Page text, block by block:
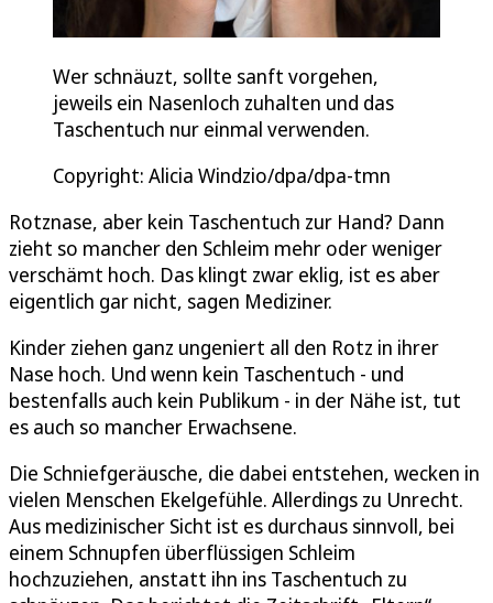
Wer schnäuzt, sollte sanft vorgehen,
jeweils ein Nasenloch zuhalten und das
Taschentuch nur einmal verwenden.
Copyright: Alicia Windzio/dpa/dpa-tmn
Rotznase, aber kein Taschentuch zur Hand? Dann
zieht so mancher den Schleim mehr oder weniger
verschämt hoch. Das klingt zwar eklig, ist es aber
eigentlich gar nicht, sagen Mediziner.
Kinder ziehen ganz ungeniert all den Rotz in ihrer
Nase hoch. Und wenn kein Taschentuch - und
bestenfalls auch kein Publikum - in der Nähe ist, tut
es auch so mancher Erwachsene.
Die Schniefgeräusche, die dabei entstehen, wecken in
vielen Menschen Ekelgefühle. Allerdings zu Unrecht.
Aus medizinischer Sicht ist es durchaus sinnvoll, bei
einem Schnupfen überflüssigen Schleim
hochzuziehen, anstatt ihn ins Taschentuch zu